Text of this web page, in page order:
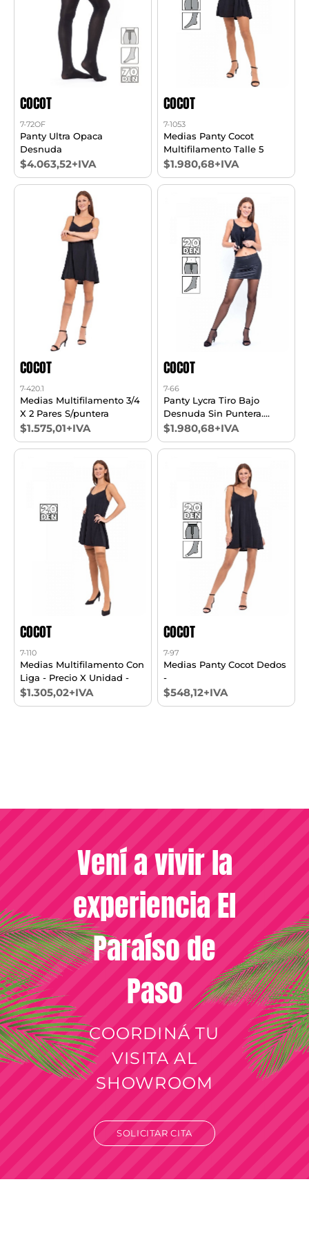
COCOT
7-72OF
Panty Ultra Opaca
Desnuda
$4.063,52+IVA
COCOT
7-1053
Medias Panty Cocot
Multifilamento Talle 5
$1.980,68+IVA
COCOT
7-420.1
Medias Multifilamento 3/4
X 2 Pares S/puntera
$1.575,01+IVA
COCOT
7-66
Panty Lycra Tiro Bajo
Desnuda Sin Puntera.
Precio Unitario
$1.980,68+IVA
COCOT
7-110
Medias Multifilamento Con
Liga - Precio X Unidad -
$1.305,02+IVA
COCOT
7-97
Medias Panty Cocot Dedos
-
$548,12+IVA
Vení a vivir la
experiencia El
Paraíso de
Paso
COORDINÁ TU
VISITA AL
SHOWROOM
SOLICITAR CITA